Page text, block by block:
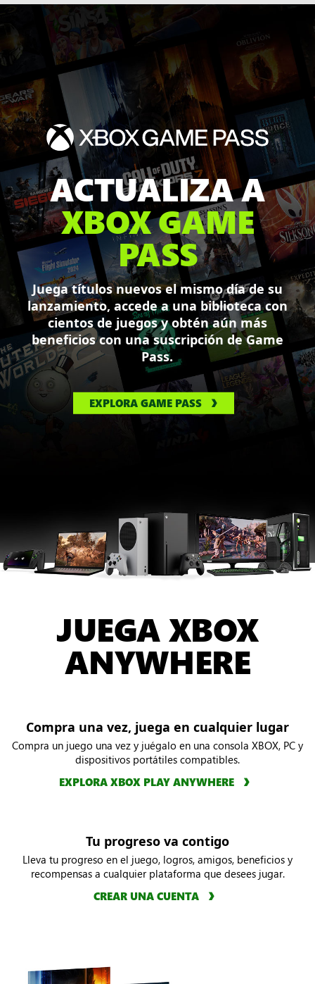
ACTUALIZA A
XBOX GAME
PASS
Juega títulos nuevos el mismo día de su
lanzamiento, accede a una biblioteca con
cientos de juegos y obtén aún más
beneficios con una suscripción de Game
Pass.
EXPLORA GAME PASS
JUEGA XBOX
ANYWHERE
Compra una vez, juega en cualquier lugar
Compra un juego una vez y juégalo en una consola XBOX, PC y
dispositivos portátiles compatibles.
EXPLORA XBOX PLAY ANYWHERE
Tu progreso va contigo
Lleva tu progreso en el juego, logros, amigos, beneficios y
recompensas a cualquier plataforma que desees jugar.
CREAR UNA CUENTA